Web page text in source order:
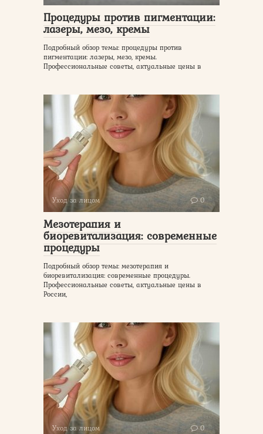
Процедуры против пигментации:
лазеры, мезо, кремы
Подробный обзор темы: процедуры против
пигментации: лазеры, мезо, кремы.
Профессиональные советы, актуальные цены в
Уход за лицом 0
Мезотерапия и
биоревитализация: современные
процедуры
Подробный обзор темы: мезотерапия и
биоревитализация: современные процедуры.
Профессиональные советы, актуальные цены в
России,
Уход за лицом 0